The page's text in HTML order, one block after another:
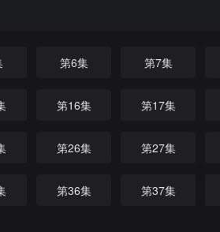
第6集 第7集
第16集 第17集
第26集 第27集
第36集 第37集